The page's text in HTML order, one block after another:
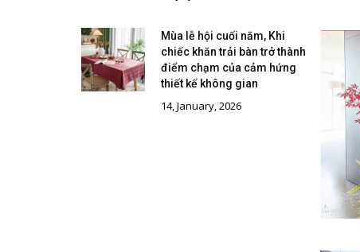
Mùa lễ hội cuối năm, Khi
chiếc khăn trải bàn trở thành
điểm chạm của cảm hứng
thiết kế không gian
14, January, 2026